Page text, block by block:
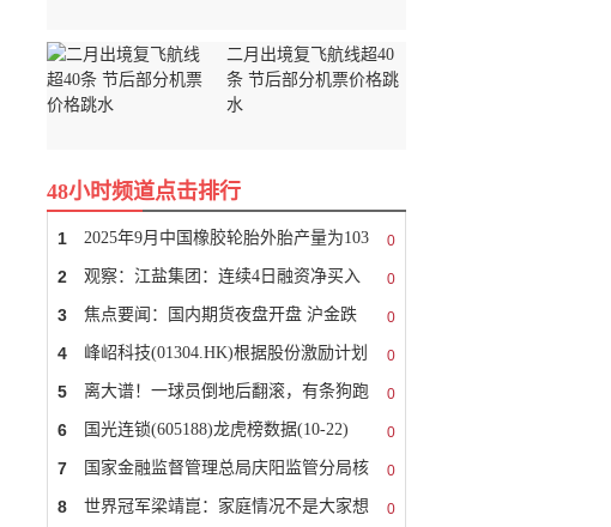
二月出境复飞航线超40
条 节后部分机票价格跳
水
48小时频道点击排行
0
1 2025年9月中国橡胶轮胎外胎产量为103
0
2 观察：江盐集团：连续4日融资净买入
0
3 焦点要闻：国内期货夜盘开盘 沪金跌
0
4 峰岹科技(01304.HK)根据股份激励计划
0
5 离大谱！一球员倒地后翻滚，有条狗跑
0
6 国光连锁(605188)龙虎榜数据(10-22)
0
7 国家金融监督管理总局庆阳监管分局核
0
8 世界冠军梁靖崑：家庭情况不是大家想